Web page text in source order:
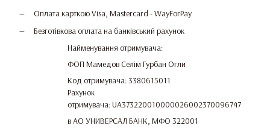
Оплата карткою Visa, Mastercard - WayForPay
Безготівкова оплата на банківський рахунок
Найменування отримувача:
ФОП Мамедов Селім Гурбан Огли
Код отримувача: 3380615011
Рахунок
отримувача: UA373220010000026002370096747
в АО УНИВЕРСАЛ БАНК, МФО 322001